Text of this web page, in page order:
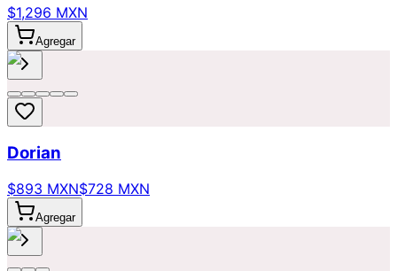
$1,296 MXN
Agregar
Dorian
$893 MXN$728 MXN
Agregar